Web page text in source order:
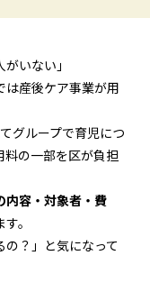
いない」
は産後ケア事業が用
グループで育児につ
の一部を区が負担
内容・対象者・費
。
の？」と気になって